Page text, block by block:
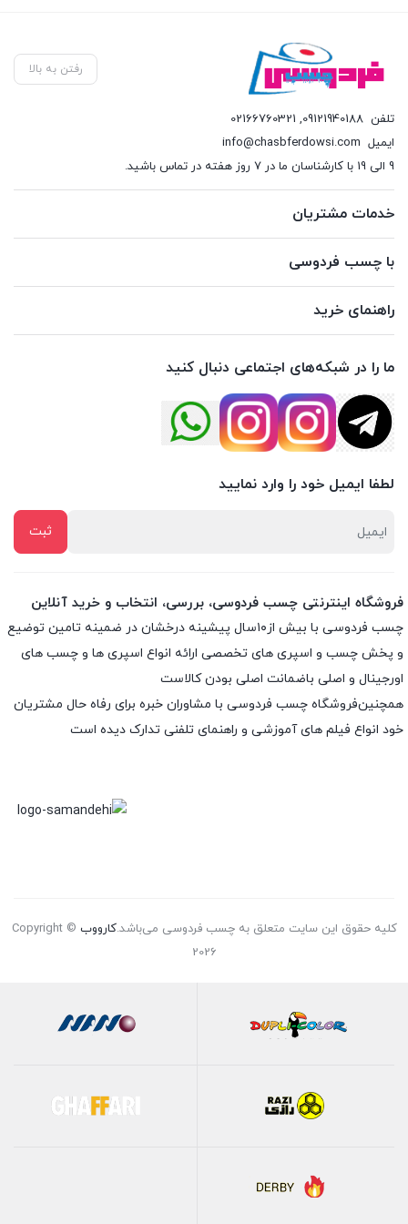
رفتن به بالا
تلفن 09121940188
,
02166760321
ایمیل info@chasbferdowsi.com
9 الی 19 با کارشناسان ما در 7 روز هفته در تماس باشید.
خدمات مشتریان
با چسب فردوسی
راهنمای خرید
ما را در شبکه‌های اجتماعی دنبال کنید
لطفا ایمیل خود را وارد نمایید
فروشگاه اینترنتی چسب فردوسی، بررسی، انتخاب و خرید آنلاین
چسب فردوسی با بیش از۱۰سال پیشینه درخشان در ضمینه تامین توضیع
و پخش چسب و اسپری های تخصصی ارائه انواع اسپری ها و چسب های
اورجینال و اصلی باضمانت اصلی بودن کالاست
همچنین‌فروشگاه چسب فردوسی با مشاوران خبره برای رفاه حال مشتریان
خود انواع فیلم های آموزشی و راهنمای تلفنی تدارک دیده است
کلیه حقوق این سایت متعلق به چسب فردوسی می‌باشد.کارووب Copyright ©
2026